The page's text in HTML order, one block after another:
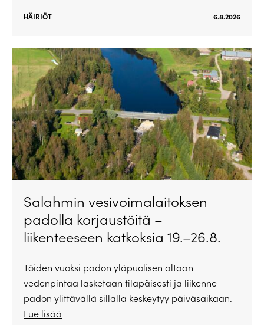
HÄIRIÖT 6.8.2026
Salahmin vesivoimalaitoksen
padolla korjaustöitä –
liikenteeseen katkoksia 19.–26.8.
Töiden vuoksi padon yläpuolisen altaan
vedenpintaa lasketaan tilapäisesti ja liikenne
padon ylittävällä sillalla keskeytyy päiväsaikaan.
Lue lisää